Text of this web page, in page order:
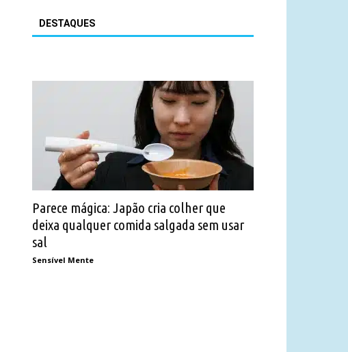
DESTAQUES
Parece mágica: Japão cria colher que
deixa qualquer comida salgada sem usar
sal
Sensível Mente